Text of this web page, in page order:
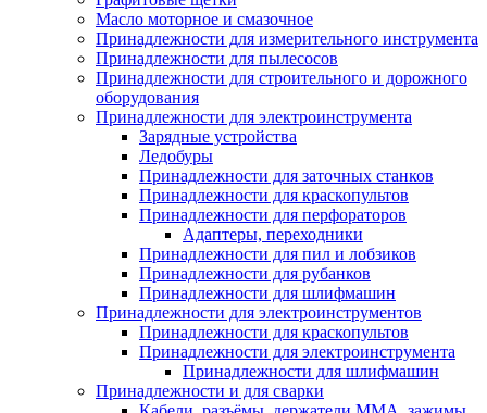
Масло моторное и смазочное
Принадлежности для измерительного инструмента
Принадлежности для пылесосов
Принадлежности для строительного и дорожного
оборудования
Принадлежности для электроинструмента
Зарядные устройства
Ледобуры
Принадлежности для заточных станков
Принадлежности для краскопультов
Принадлежности для перфораторов
Адаптеры, переходники
Принадлежности для пил и лобзиков
Принадлежности для рубанков
Принадлежности для шлифмашин
Принадлежности для электроинструментов
Принадлежности для краскопультов
Принадлежности для электроинструмента
Принадлежности для шлифмашин
Принадлежности и для сварки